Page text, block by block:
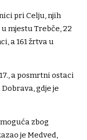
pri Celju, njih
mjestu Trebče, 22
a 161 žrtva u
a posmrtni ostaci
gdje je
zbog
je Medved,